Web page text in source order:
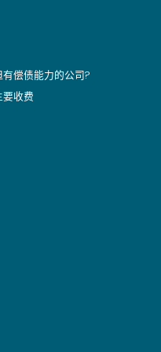
偿债能力的公司?
要收费